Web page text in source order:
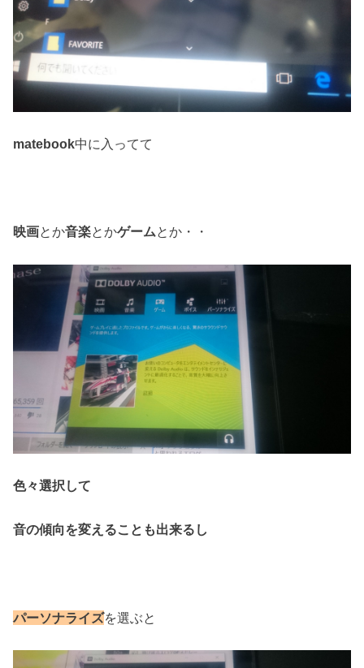
matebook中に入ってて
映画とか音楽とかゲームとか・・
色々選択して
音の傾向を変えることも出来るし
パーソナライズを選ぶと